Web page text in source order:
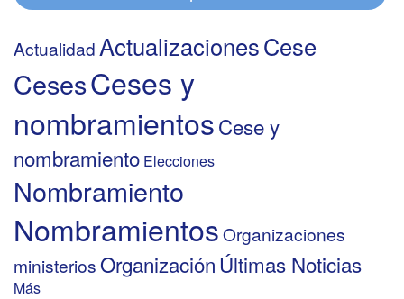
Actualidad ActualizacionesCese
CesesCeses y
nombramientosCese y
nombramiento Elecciones
Nombramiento
NombramientosOrganizaciones
ministeriosOrganizaciónÚltimas Noticias
Más